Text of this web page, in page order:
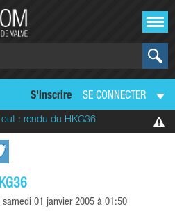
S'inscrire SE CONNECTER
: rendu du HKG36
samedi 01 janvier 2005 à 01:50